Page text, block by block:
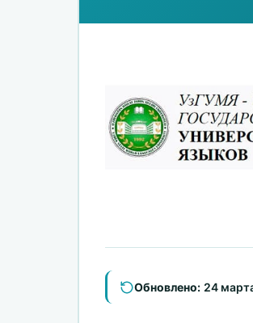
Обновлено: 24